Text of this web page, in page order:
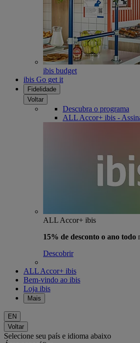
ibis budget
ibis Go get it
Fidelidade
Voltar
Descubra o programa
ALL Accor+ ibis -
ALL Accor+ ibis
15% de desconto o ano todo
Descobrir
ALL Accor+ ibis
Bem-vindo ao ibis
Loja ibis
Mais
EN
Voltar
Selecione seu país e idioma abaixo